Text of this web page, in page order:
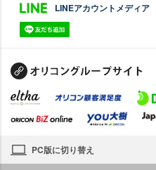
LINEアカウントメディア
PC版に切り替え